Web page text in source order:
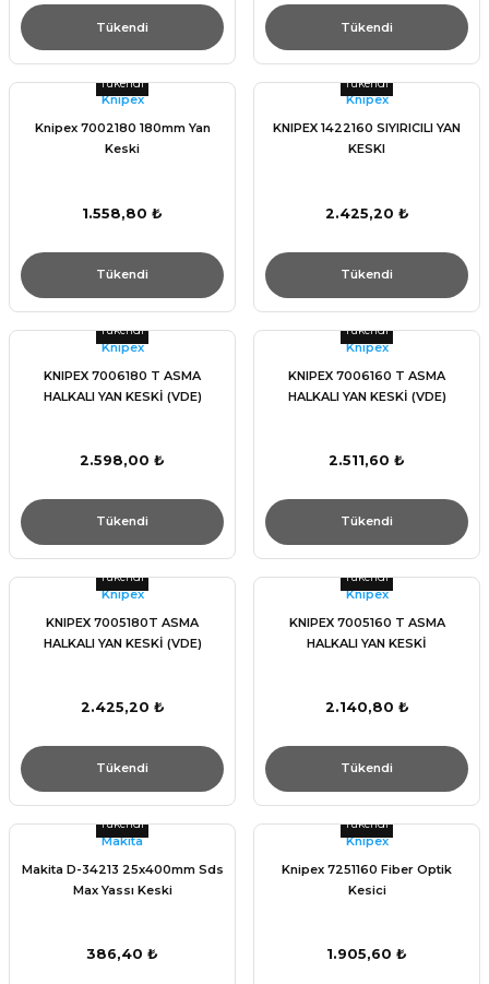
Tükendi Tükendi
Tükendi
Knıpex
Knipex 7002180 180mm Yan
Keski
1.558,80 ₺
Tükendi
Tükendi
Knıpex
KNIPEX 1422160 SIYIRICILI YAN
KESKI
2.425,20 ₺
Tükendi
Tükendi
Knıpex
KNIPEX 7006180 T ASMA
HALKALI YAN KESKİ (VDE)
2.598,00 ₺
Tükendi
Tükendi
Knıpex
KNIPEX 7006160 T ASMA
HALKALI YAN KESKİ (VDE)
2.511,60 ₺
Tükendi
Tükendi
Knıpex
KNIPEX 7005180T ASMA
HALKALI YAN KESKİ (VDE)
2.425,20 ₺
Tükendi
Tükendi
Knıpex
KNIPEX 7005160 T ASMA
HALKALI YAN KESKİ
2.140,80 ₺
Tükendi
Tükendi
Makita
Makita D-34213 25x400mm Sds
Max Yassı Keski
386,40 ₺
Tükendi
Knıpex
Knipex 7251160 Fiber Optik
Kesici
1.905,60 ₺